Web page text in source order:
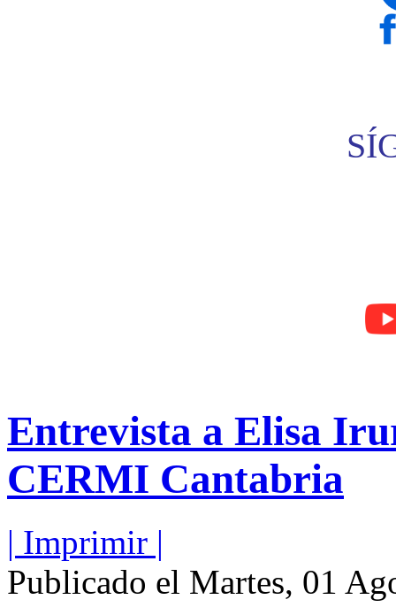
Entrevista a Elisa
CERMI Cantabria
| Imprimir |
Publicado el Martes, 01